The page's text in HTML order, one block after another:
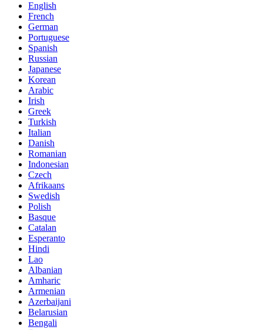
English
French
German
Portuguese
Spanish
Russian
Japanese
Korean
Arabic
Irish
Greek
Turkish
Italian
Danish
Romanian
Indonesian
Czech
Afrikaans
Swedish
Polish
Basque
Catalan
Esperanto
Hindi
Lao
Albanian
Amharic
Armenian
Azerbaijani
Belarusian
Bengali